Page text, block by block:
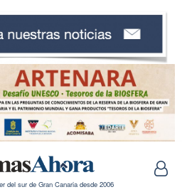
del sur de Gran Canaria desde 2006